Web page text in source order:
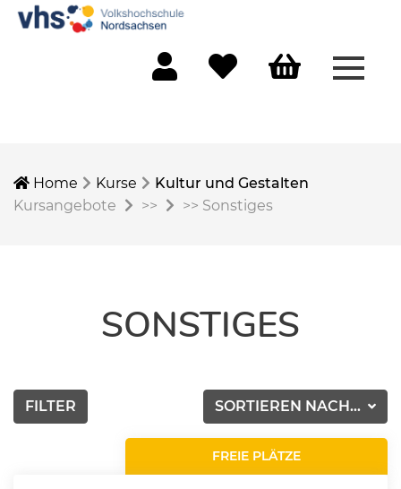
Home Kurse
Kultur und Gestalten
Kursangebote
>> >> Sonstiges
SONSTIGES
SORTIEREN NACH...
FILTER
FREIE PLÄTZE